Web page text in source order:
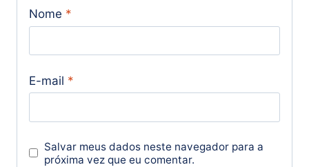
Nome *
E-mail *
Salvar meus dados neste navegador para a
próxima vez que eu comentar.